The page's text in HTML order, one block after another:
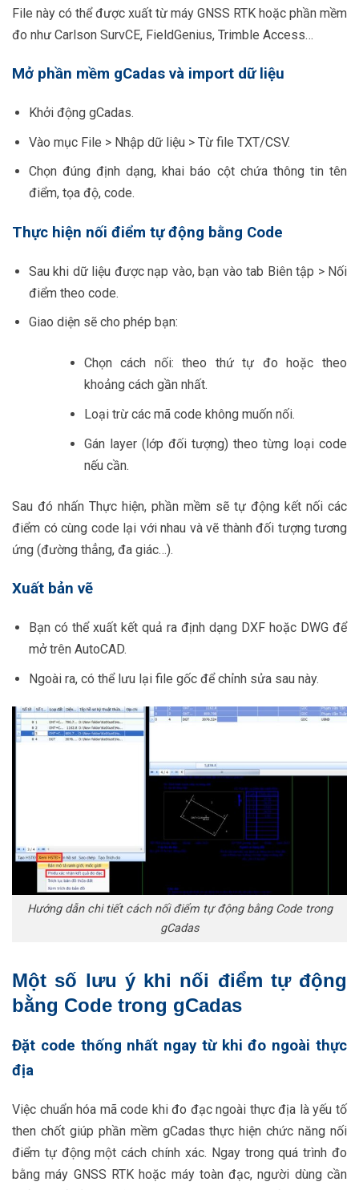
File này có thể được xuất từ máy GNSS RTK hoặc phần mềm
đo như Carlson SurvCE, FieldGenius, Trimble Access…
Mở phần mềm gCadas và import dữ liệu
Khởi động gCadas.
Vào mục File > Nhập dữ liệu > Từ file TXT/CSV.
Chọn đúng định dạng, khai báo cột chứa thông tin tên
điểm, tọa độ, code.
Thực hiện nối điểm tự động bằng Code
Sau khi dữ liệu được nạp vào, bạn vào tab Biên tập > Nối
điểm theo code.
Giao diện sẽ cho phép bạn:
Chọn cách nối: theo thứ tự đo hoặc theo
khoảng cách gần nhất.
Loại trừ các mã code không muốn nối.
Gán layer (lớp đối tượng) theo từng loại code
nếu cần.
Sau đó nhấn Thực hiện, phần mềm sẽ tự động kết nối các
điểm có cùng code lại với nhau và vẽ thành đối tượng tương
ứng (đường thẳng, đa giác…).
Xuất bản vẽ
Bạn có thể xuất kết quả ra định dạng DXF hoặc DWG để
mở trên AutoCAD.
Ngoài ra, có thể lưu lại file gốc để chỉnh sửa sau này.
Hướng dẫn chi tiết cách nối điểm tự động bằng Code trong
gCadas
Một số lưu ý khi nối điểm tự động
bằng Code trong gCadas
Đặt code thống nhất ngay từ khi đo ngoài thực
địa
Việc chuẩn hóa mã code khi đo đạc ngoài thực địa là yếu tố
then chốt giúp phần mềm gCadas thực hiện chức năng nối
điểm tự động một cách chính xác. Ngay trong quá trình đo
bằng máy GNSS RTK hoặc máy toàn đạc, người dùng cần